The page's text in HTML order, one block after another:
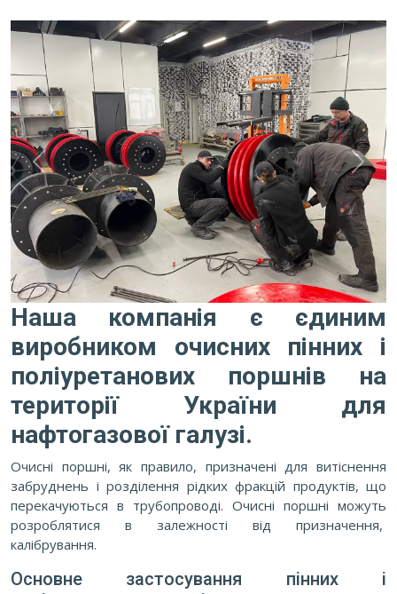
Previous Next
Наша компанія є єдиним
виробником очисних пінних і
поліуретанових поршнів на
території України для
нафтогазової галузі.
Очисні поршні, як правило, призначені для витіснення
забруднень і розділення рідких фракцій продуктів, що
перекачуються в трубопроводі. Очисні поршні можуть
розроблятися в залежності від призначення,
калібрування.
Основне застосування пінних і